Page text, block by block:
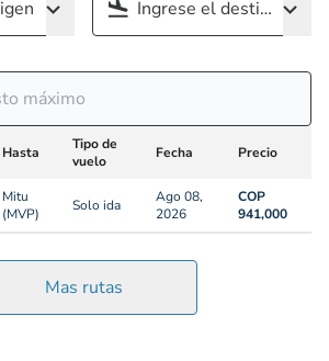
Hasta
Tipo de
vuelo
Fecha Precio
Mitu
(MVP)
Solo ida
Ago 08,
2026
COP
941,000
Mas rutas